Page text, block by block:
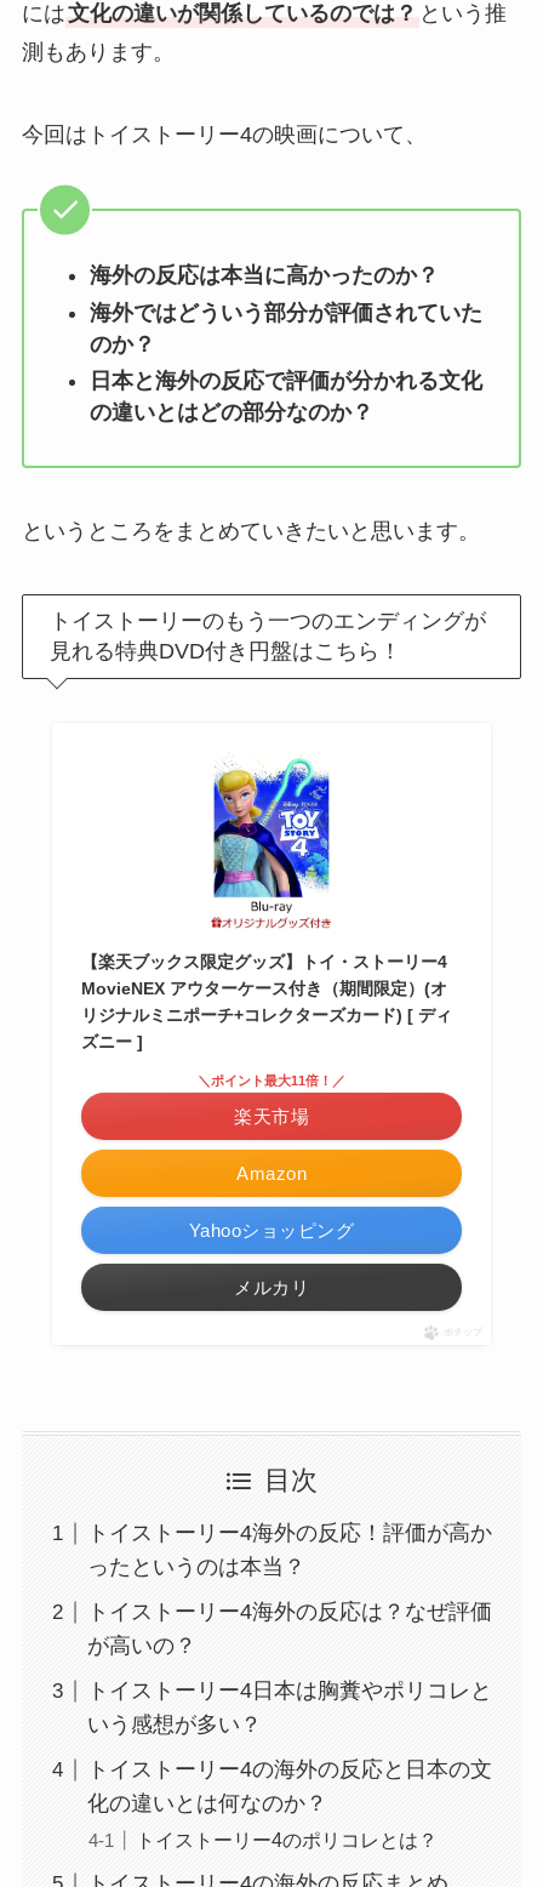
には文化の違いが関係しているのでは？ という推
測もあります。
今回はトイストーリー4の映画について、
海外の反応は本当に高かったのか？
海外ではどういう部分が評価されていた
のか？
日本と海外の反応で評価が分かれる文化
の違いとはどの部分なのか？
というところをまとめていきたいと思います。
トイストーリーのもう一つのエンディングが
見れる特典DVD付き円盤はこちら！
【楽天ブックス限定グッズ】トイ・ストーリー4
MovieNEX アウターケース付き（期間限定）(オ
リジナルミニポーチ+コレクターズカード) [ ディ
ズニー ]
Amazon
＼ポイント最大11倍！／
楽天市場
Yahooショッピング
メルカリ
ポチップ
目次
トイストーリー4海外の反応！評価が高か
ったというのは本当？
トイストーリー4海外の反応は？なぜ評価
が高いの？
トイストーリー4日本は胸糞やポリコレと
いう感想が多い？
トイストーリー4の海外の反応と日本の文
化の違いとは何なのか？
トイストーリー4のポリコレとは？